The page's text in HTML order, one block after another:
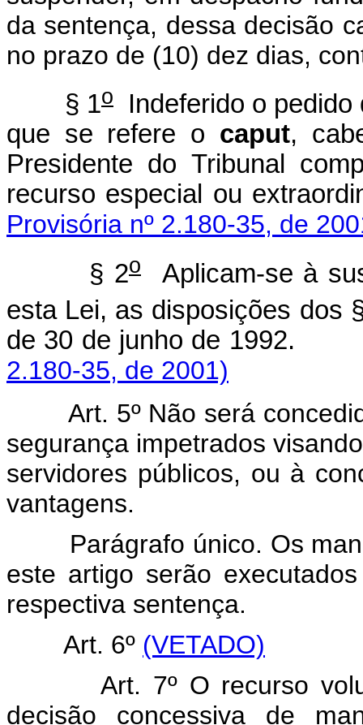
da sentença, dessa decisão
no prazo de (10) dez dias,
§ 1o
Indeferido o
que se refere o caput,
Presidente do Tribunal
recurso especial ou
Provisória nº 2.180-35, de
§ 2o
Aplicam-se à
esta Lei, as disposições dos
de 30 de junho de
2.180-35, de 2001)
Art. 5º Não será
segurança impetrados
servidores públicos, ou à
vantagens.
Parágrafo único. Os
este artigo serão
respectiva sentença.
Art. 6º (VETADO)
Art. 7º O recurso
decisão concessiva de